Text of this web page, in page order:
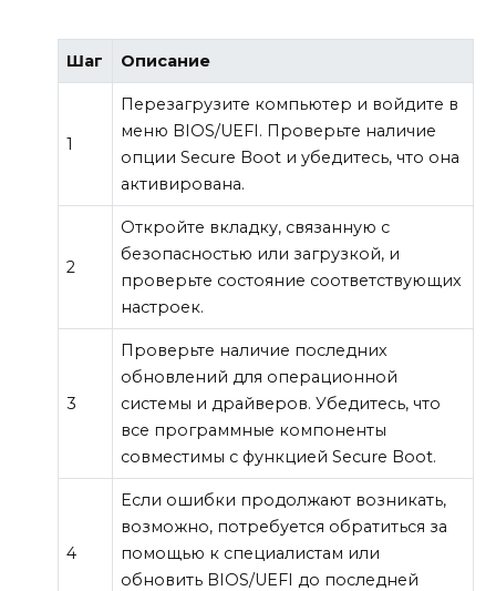
Шаг Описание
1
Перезагрузите компьютер и войдите в
меню BIOS/UEFI. Проверьте наличие
опции Secure Boot и убедитесь, что она
активирована.
2
Откройте вкладку, связанную с
безопасностью или загрузкой, и
проверьте состояние соответствующих
настроек.
3
Проверьте наличие последних
обновлений для операционной
системы и драйверов. Убедитесь, что
все программные компоненты
совместимы с функцией Secure Boot.
4
Если ошибки продолжают возникать,
возможно, потребуется обратиться за
помощью к специалистам или
обновить BIOS/UEFI до последней